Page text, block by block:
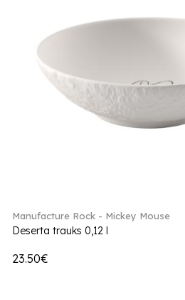
Manufacture Rock - Mickey Mouse
Deserta trauks 0,12 l
23.50€